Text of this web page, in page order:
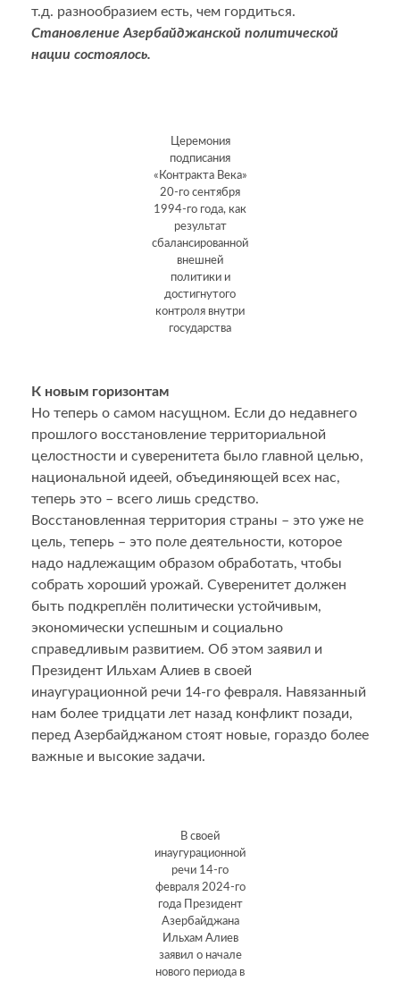
т.д. разнообразием есть, чем гордиться.
Становление Азербайджанской политической
нации состоялось.
Церемония
подписания
«Контракта Века»
20-го сентября
1994-го года, как
результат
сбалансированной
внешней
политики и
достигнутого
контроля внутри
государства
К новым горизонтам
Но теперь о самом насущном. Если до недавнего
прошлого восстановление территориальной
целостности и суверенитета было главной целью,
национальной идеей, объединяющей всех нас,
теперь это – всего лишь средство.
Восстановленная территория страны – это уже не
цель, теперь – это поле деятельности, которое
надо надлежащим образом обработать, чтобы
собрать хороший урожай. Суверенитет должен
быть подкреплён политически устойчивым,
экономически успешным и социально
справедливым развитием. Об этом заявил и
Президент Ильхам Алиев в своей
инаугурационной речи 14-го февраля. Навязанный
нам более тридцати лет назад конфликт позади,
перед Азербайджаном стоят новые, гораздо более
важные и высокие задачи.
В своей
инаугурационной
речи 14-го
февраля 2024-го
года Президент
Азербайджана
Ильхам Алиев
заявил о начале
нового периода в